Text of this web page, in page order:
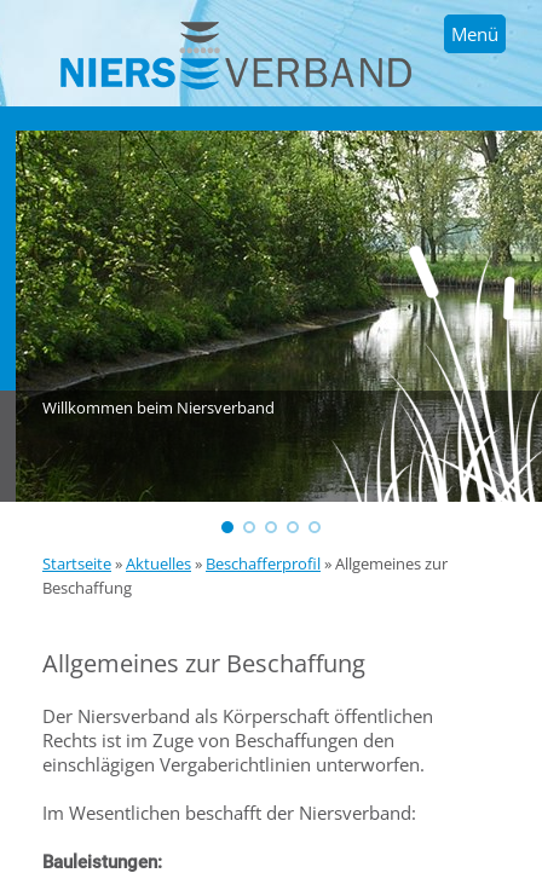
Menü
Willkommen beim Niersverband
Startseite»Aktuelles» Beschafferprofil»Allgemeines zur
Beschaffung
Allgemeines zur Beschaffung
Der Niersverband als Körperschaft öffentlichen
Rechts ist im Zuge von Beschaffungen den
einschlägigen Vergaberichtlinien unterworfen.
Im Wesentlichen beschafft der Niersverband:
Bauleistungen: